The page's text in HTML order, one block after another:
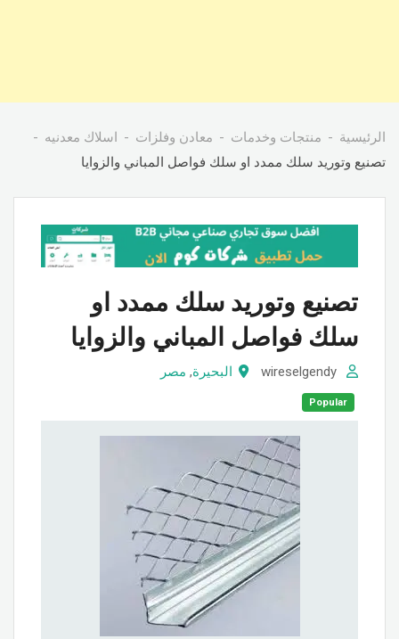
الرئيسية منتجات وخدمات معادن وفلزات
اسلاك معدنيه
تصنيع وتوريد سلك ممدد او سلك فواصل المباني والزوايا
تصنيع وتوريد سلك ممدد او
سلك فواصل المباني والزوايا
البحيرة, مصر
Popular